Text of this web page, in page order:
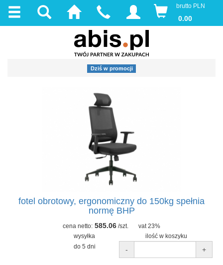
brutto PLN
0.00
Dziś w promocji
fotel obrotowy, ergonomiczny do 150kg spełnia
normę BHP
cena netto: 585.06 /szt.
vat 23%
wysyłka
ilość w koszyku
do 5 dni
- +